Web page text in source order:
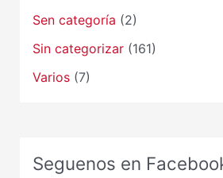
Sen categoría (2)
Sin categorizar(161)
Varios(7)
Seguenos en